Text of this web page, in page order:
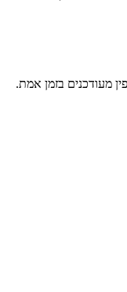
מעודכנים בזמן אמת.